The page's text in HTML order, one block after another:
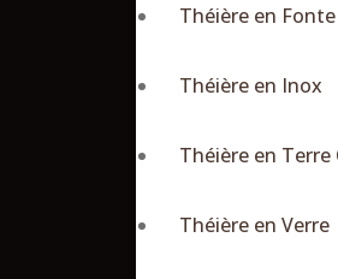
Théière en Fonte
Théière en Inox
Théière en Terre
Théière en Verre